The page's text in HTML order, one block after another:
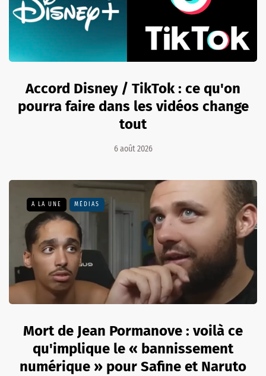
Accord Disney / TikTok : ce qu'on
pourra faire dans les vidéos change
tout
6 août 2026
A LA UNE MÉDIAS
Mort de Jean Pormanove : voilà ce
qu'implique le « bannissement
numérique » pour Safine et Naruto